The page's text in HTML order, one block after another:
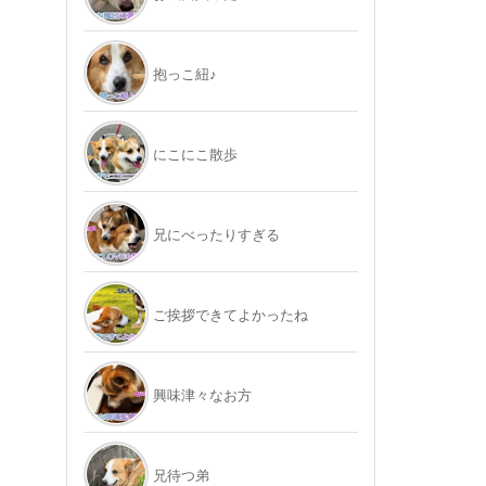
抱っこ紐♪
にこにこ散歩
兄にべったりすぎる
ご挨拶できてよかったね
興味津々なお方
兄待つ弟